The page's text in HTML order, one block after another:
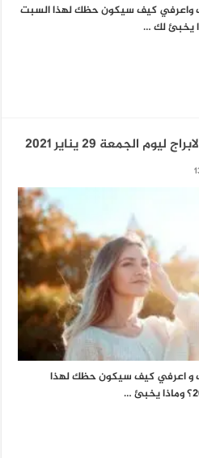
واعرفي كيف سيكون حظك لهذا السبت
الجمعة 29 يناير 2021
و اعرفي كيف سيكون حظك لهذا